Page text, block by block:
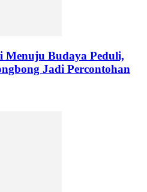
Menuju Budaya Peduli,
Jadi Percontohan